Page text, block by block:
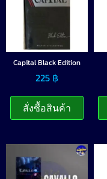
Capital Black Edition
225 ฿
สั่งซื้อสินค้า